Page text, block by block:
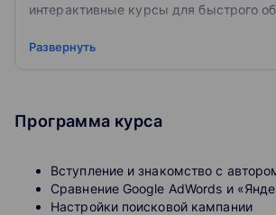
интерактивные курсы для быстрого
Нетология – это онлайн-университет
специалисты, работающие в таких
Google, Яндекс, Mail.ru, Альфа-
владельцами собственных
бизнесов.
Развернуть
Программа курса
Вступление и знакомство с
Сравнение Google AdWords и
Настройки поисковой кампании